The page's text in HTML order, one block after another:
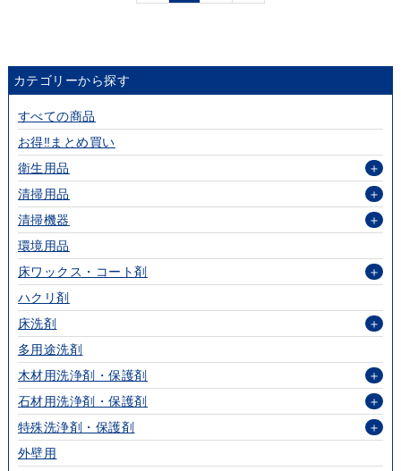
カテゴリーから探す
すべての商品
お得‼まとめ買い
衛生用品
＋
清掃用品
＋
清掃機器
＋
環境用品
床ワックス・コート剤
＋
ハクリ剤
床洗剤
＋
多用途洗剤
木材用洗浄剤・保護剤
＋
石材用洗浄剤・保護剤
＋
特殊洗浄剤・保護剤
＋
外壁用